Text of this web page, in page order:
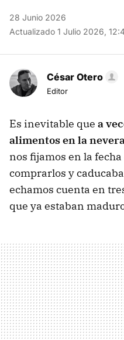
28 Junio 2026
Actualizado 1 Julio 2026,
César Otero
Editor
Es inevitable que a
alimentos en la
nos fijamos en la
comprarlos y
echamos cuenta en
que ya estaban